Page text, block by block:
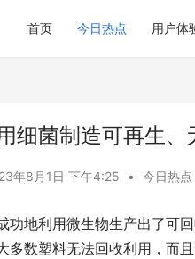
首页 今日热点 用户体
细菌制造可再生、
年8月1日 下午4:25 • 今日热点
功地利用微生物生产出了可
多数塑料无法回收利用，而